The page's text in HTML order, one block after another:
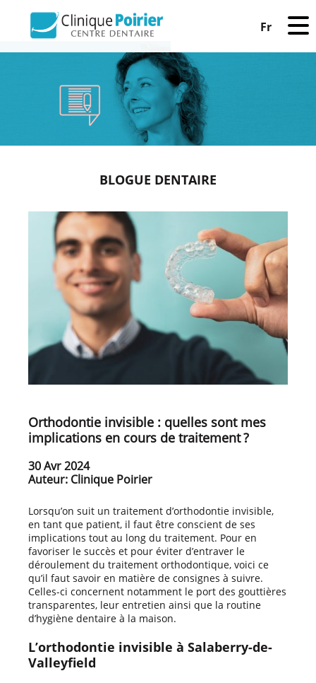
Fr
BLOGUE DENTAIRE
Orthodontie invisible : quelles sont mes
implications en cours de traitement ?
30 Avr 2024
Auteur: Clinique Poirier
Lorsqu’on suit un traitement d’orthodontie invisible,
en tant que patient, il faut être conscient de ses
implications tout au long du traitement. Pour en
favoriser le succès et pour éviter d’entraver le
déroulement du traitement orthodontique, voici ce
qu’il faut savoir en matière de consignes à suivre.
Celles-ci concernent notamment le port des gouttières
transparentes, leur entretien ainsi que la routine
d’hygiène dentaire à la maison.
L’orthodontie invisible à Salaberry-de-
Valleyfield